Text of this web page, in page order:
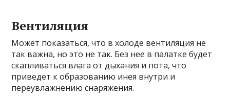
Вентиляция
Может показаться, что в холоде вентиляция не
так важна, но это не так. Без нее в палатке будет
скапливаться влага от дыхания и пота, что
приведет к образованию инея внутри и
переувлажнению снаряжения.